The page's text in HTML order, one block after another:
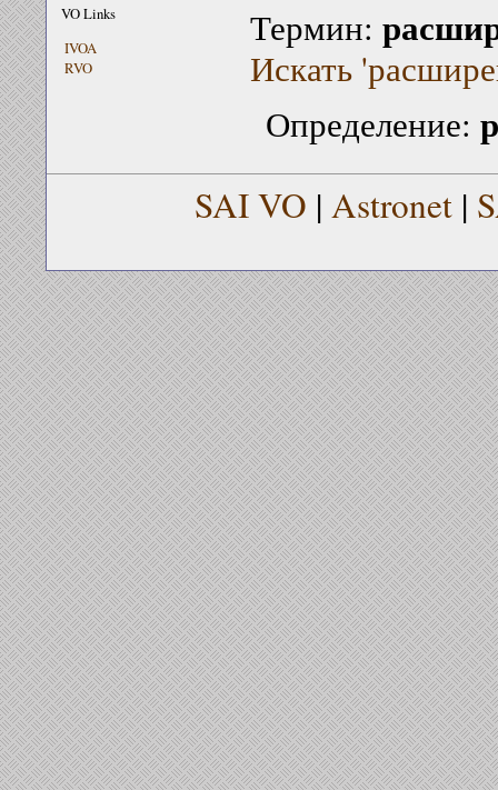
VO Links
IVOA
RVO
Термин:
Искать
Определение:
SAI VO | Astronet |